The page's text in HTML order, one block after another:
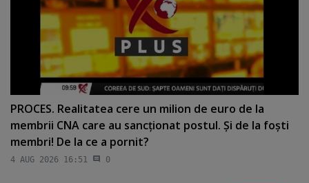
PROCES. Realitatea cere un milion de euro de la
membrii CNA care au sancţionat postul. Şi de la foşti
membri! De la ce a pornit?
4 AUG 2026 16:51 0